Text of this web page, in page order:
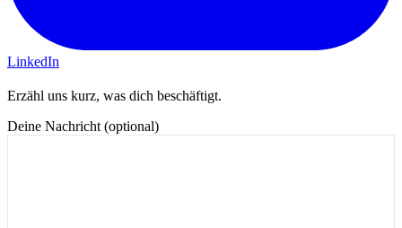
LinkedIn
Erzähl uns kurz, was dich beschäftigt.
Deine Nachricht (optional)